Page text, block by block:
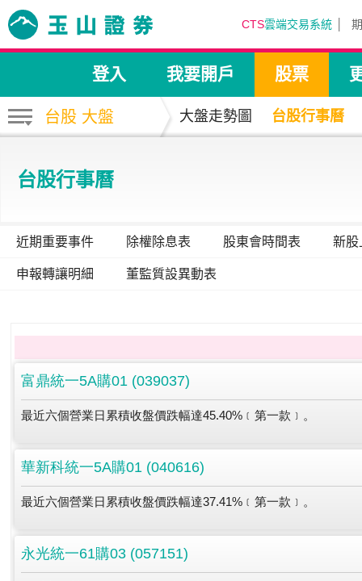
CTS雲端交易系統
登入 我要開戶 股票
台股 大盤 大盤走勢圖 台股行事曆
台股行事曆
近期重要事件 除權除息表 股東會時間表 新股
申報轉讓明細 董監質設異動表